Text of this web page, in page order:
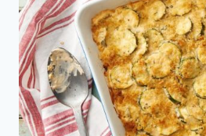
Calabacín
(zucchini)